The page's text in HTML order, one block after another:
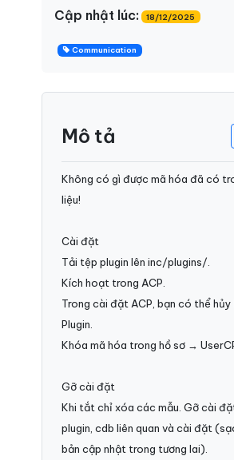
Cập nhật lúc: 18/12/2025
Communication
Mô tả
Không có gì được mã hóa đã có
liệu!
Cài đặt
Tải tệp plugin lên inc/plugins/.
Kích hoạt trong ACP.
Trong cài đặt ACP, bạn có thể
Plugin.
Khóa mã hóa trong hồ sơ →
Gỡ cài đặt
Khi tắt chỉ xóa các mẫu. Gỡ cài
plugin, cdb liên quan và cài đặt
bản cập nhật trong tương lai).